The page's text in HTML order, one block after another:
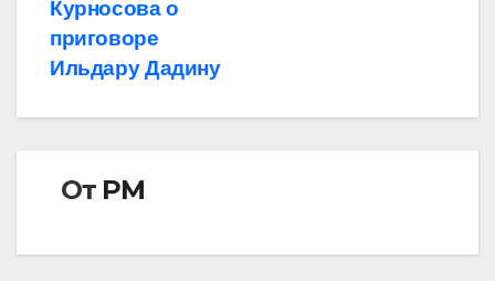
записям
Курносова о
приговоре
Ильдару Дадину
От РМ